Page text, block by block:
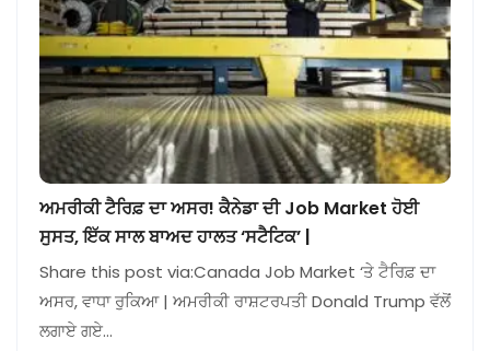
ਅਮਰੀਕੀ ਟੈਰਿਫ਼ ਦਾ ਅਸਰ! ਕੈਨੇਡਾ ਦੀ Job Market ਹੋਈ
ਸੁਸਤ, ਇੱਕ ਸਾਲ ਬਾਅਦ ਹਾਲਤ ‘ਸਟੈਟਿਕ’ |
Share this post via:Canada Job Market ‘ਤੇ ਟੈਰਿਫ਼ ਦਾ
ਅਸਰ, ਵਾਧਾ ਰੁਕਿਆ | ਅਮਰੀਕੀ ਰਾਸ਼ਟਰਪਤੀ Donald Trump ਵੱਲੋਂ
ਲਗਾਏ ਗਏ…